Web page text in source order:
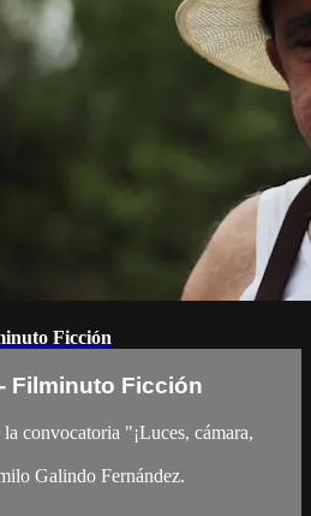
Ficción
Filminuto Ficción
convocatoria "¡Luces, cámara,
Galindo Fernández.